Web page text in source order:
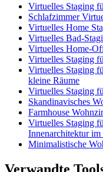
Virtuelles Staging
Schlafzimmer
Virtuelles Home
Virtuelles Bad-
Virtuelles Home-
Virtuelles Staging
Virtuelles Staging
kleine Räume
Virtuelles Staging
Skandinavisches
Farmhouse
Virtuelles Staging
Innenarchitektur
Minimalistische
Verwandte